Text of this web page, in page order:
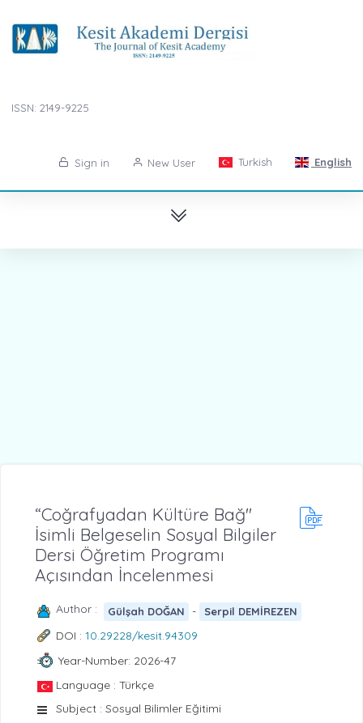
ISSN: 2149-9225
Sign in New User Turkish English
“Coğrafyadan Kültüre Bağ''
İsimli Belgeselin Sosyal Bilgiler
Dersi Öğretim Programı
Açısından İncelenmesi
Author : Gülşah DOĞAN - Serpil DEMİREZEN
DOI : 10.29228/kesit.94309
Year-Number: 2026-47
Language : Türkçe
Subject : Sosyal Bilimler Eğitimi